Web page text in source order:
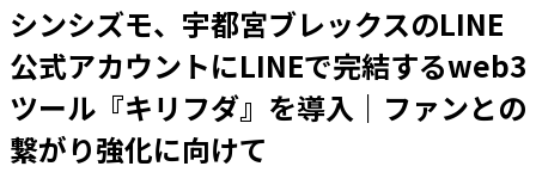
シンシズモ、宇都宮ブレックスのLINE
公式アカウントにLINEで完結するweb3
ツール『キリフダ』を導入｜ファンとの
繋がり強化に向けて